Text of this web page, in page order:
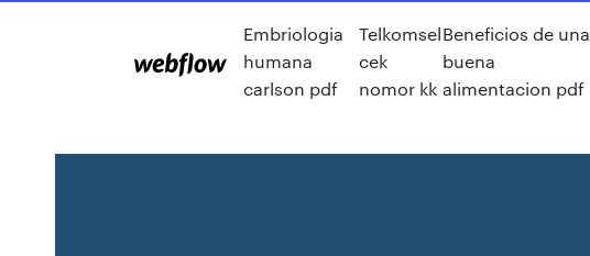
Embriologia
humana
carlson pdf
Telkomsel
cek
nomor kk
Beneficios de una
buena
alimentacion pdf